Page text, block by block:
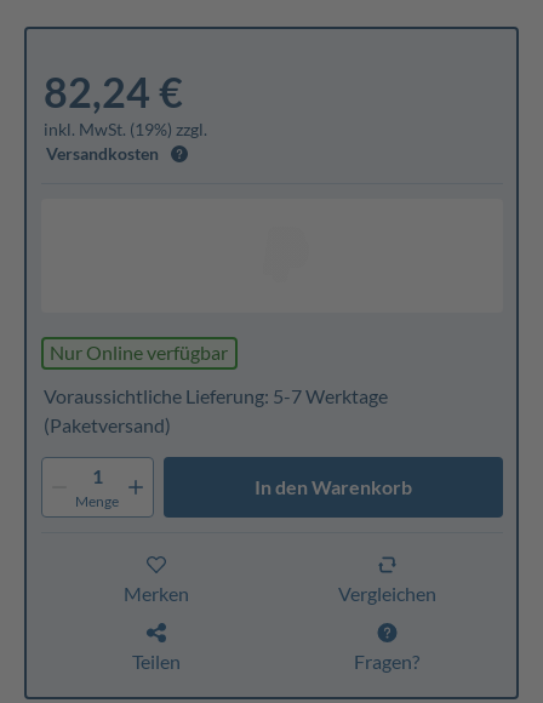
82,24 €
inkl. MwSt. (19%) zzgl.
Versandkosten
Nur Online verfügbar
Voraussichtliche Lieferung: 5-7 Werktage
(Paketversand)
1
Menge
In den Warenkorb
Merken Vergleichen
Teilen Fragen?